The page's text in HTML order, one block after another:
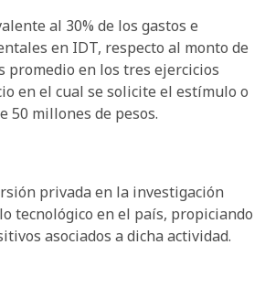
al 30% de los gastos e
en IDT, respecto al monto de
promedio en los tres ejercicios
en el cual se solicite el estímulo o
50 millones de pesos.
privada en la investigación
tecnológico en el país, propiciando
asociados a dicha actividad.